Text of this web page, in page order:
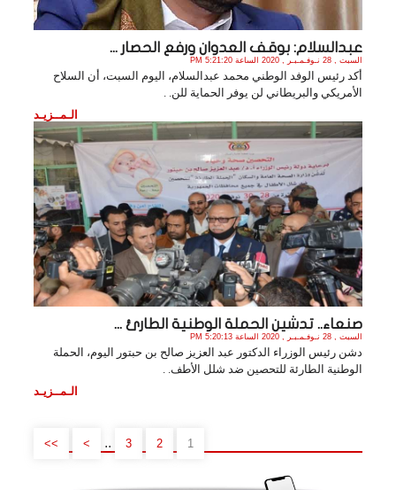
عبدالسلام: بوقف العدوان ورفع الحصار ...
السبت , 28 نـوفـمـبـر , 2020 الساعة 5:21:20 PM
أكد رئيس الوفد الوطني محمد عبدالسلام، اليوم السبت، أن السلاح
الأمريكي والبريطاني لن يوفر الحماية للن. .
الـمــزيـد
صنعاء.. تدشين الحملة الوطنية الطارئ ...
السبت , 28 نـوفـمـبـر , 2020 الساعة 5:20:13 PM
دشن رئيس الوزراء الدكتور عبد العزيز صالح بن حبتور اليوم، الحملة
الوطنية الطارئة للتحصين ضد شلل الأطف. .
الـمــزيـد
1
2
3
..
>
>>